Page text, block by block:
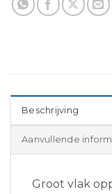
Beschrijving
Aanvullende
Groot vlak